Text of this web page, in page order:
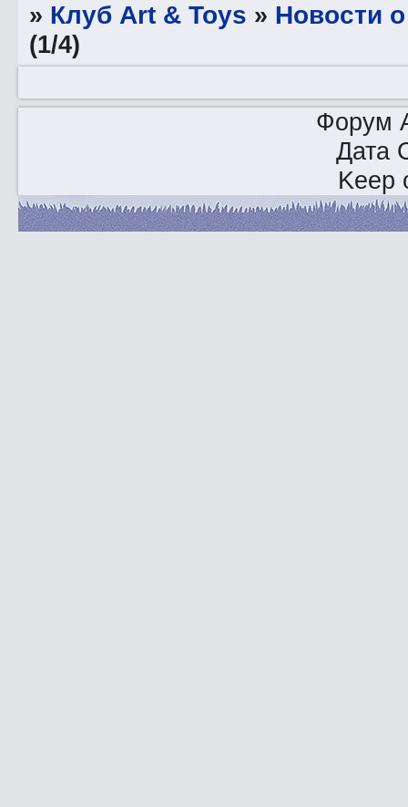
» Клуб Art & Toys » Новости
(1/4)
Форум
Дата
Keep